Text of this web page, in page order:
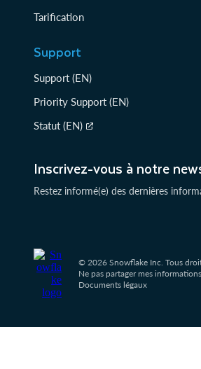
Inscrivez-vous à notre
Restez informé(e) des dernières
Tarification
Support
Support (EN)
Priority Support (EN)
Statut (EN)
© 2026 Snowflake Inc. Tous
Ne pas partager mes
Documents légaux